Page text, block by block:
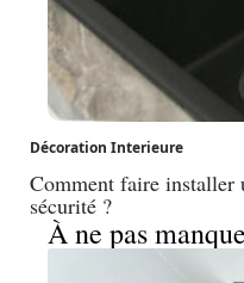
Décoration Interieure
Comment faire installer
sécurité ?
À ne pas